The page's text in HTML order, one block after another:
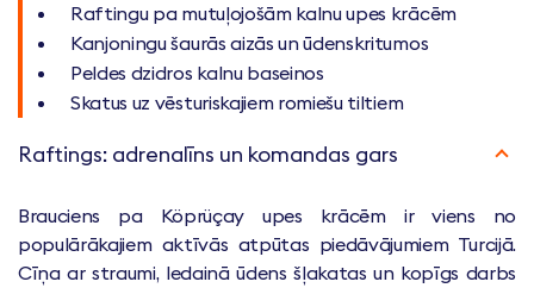
Raftingu pa mutuļojošām kalnu upes krācēm
Kanjoningu šaurās aizās un ūdenskritumos
Peldes dzidros kalnu baseinos
Skatus uz vēsturiskajiem romiešu tiltiem
Raftings: adrenalīns un komandas gars
Brauciens pa Köprüçay upes krācēm ir viens no
populārākajiem aktīvās atpūtas piedāvājumiem Turcijā.
Cīņa ar straumi, ledainā ūdens šļakatas un kopīgs darbs